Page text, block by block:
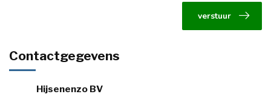
verstuur
Contactgegevens
Hijsenenzo BV